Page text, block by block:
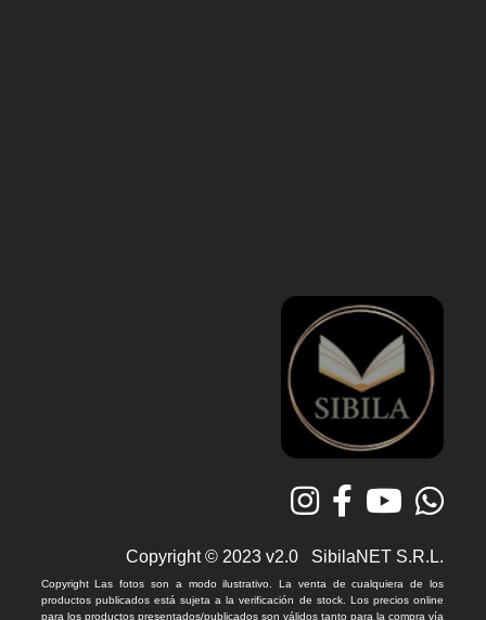
Copyright © 2023 v2.0 SibilaNET S.R.L.
Copyright Las fotos son a modo ilustrativo. La venta de cualquiera de los
productos publicados está sujeta a la verificación de stock. Los precios online
para los productos presentados/publicados son válidos tanto para la compra vía